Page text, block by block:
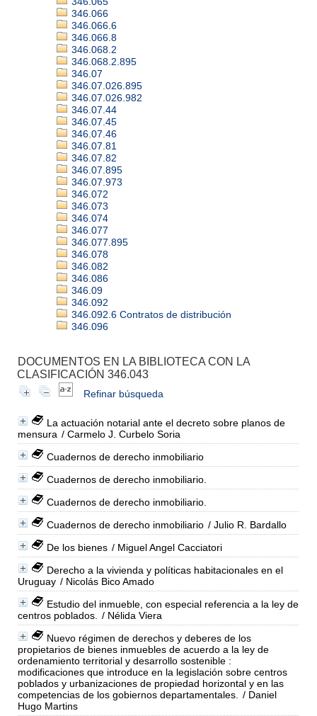
346.066
346.066.6
346.066.8
346.068.2
346.068.2.895
346.07
346.07.026.895
346.07.026.982
346.07.44
346.07.45
346.07.46
346.07.81
346.07.82
346.07.895
346.07.973
346.072
346.073
346.074
346.077
346.077.895
346.078
346.082
346.086
346.09
346.092
346.092.6 Contratos de distribución
346.096
DOCUMENTOS EN LA BIBLIOTECA CON LA
CLASIFICACIÓN 346.043
Refinar búsqueda
La actuación notarial ante el decreto sobre planos de
mensura / Carmelo J. Curbelo Soria
Cuadernos de derecho inmobiliario
Cuadernos de derecho inmobiliario.
Cuadernos de derecho inmobiliario.
Cuadernos de derecho inmobiliario / Julio R. Bardallo
De los bienes / Miguel Angel Cacciatori
Derecho a la vivienda y políticas habitacionales en el
Uruguay / Nicolás Bico Amado
Estudio del inmueble, con especial referencia a la ley de
centros poblados.
/ Nélida Viera
Nuevo régimen de derechos y deberes de los
propietarios de bienes inmuebles de acuerdo a la ley de
ordenamiento territorial y desarrollo sostenible :
modificaciones que introduce en la legislación sobre centros
poblados y urbanizaciones de propiedad horizontal y en las
competencias de los gobiernos departamentales.
/ Daniel
Hugo Martins